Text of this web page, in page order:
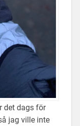
det dags för
jag ville inte